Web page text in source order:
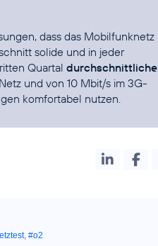
dass das Mobilfunknetz
solide und in jeder
Quartal durchschnittliche
und von 10 Mbit/s im 3G-
komfortabel nutzen.
, #o2